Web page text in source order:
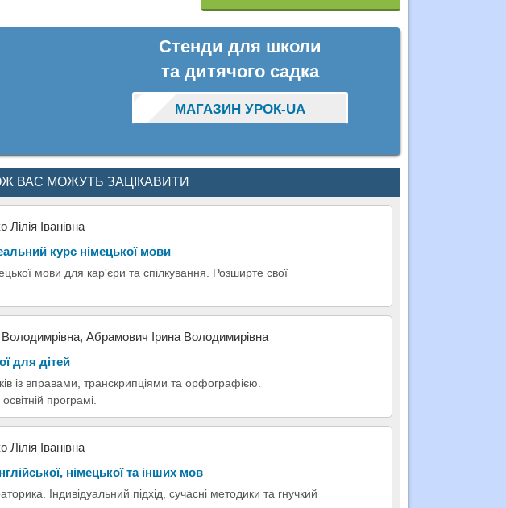
Стенди для школи
та дитячого садка
МАГАЗИН УРОК-UA
ВАС МОЖУТЬ ЗАЦІКАВИТИ
Іванівна
курс німецької мови
мови для кар'єри та спілкування. Розширте свої
Володимрівна, Абрамович Ірина Володимирівна
для дітей
із вправами, транскрипціями та орфографією.
програмі.
Іванівна
німецької та інших мов
Індивідуальний підхід, сучасні методики та гнучкий